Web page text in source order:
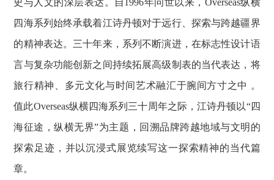
史与人文的深层表达。自1996年问世以来，Overseas纵横
四海系列始终承载着江诗丹顿对于远行、探索与跨越疆界
的精神表达。三十年来，系列不断演进，在标志性设计语
言与复杂功能创新之间持续拓展高级制表的当代表达，将
旅行精神、多元文化与时间艺术融汇于腕间方寸之中 。
值此Overseas纵横四海系列三十周年之际，江诗丹顿以“四
海征途，纵横无界”为主题，回溯品牌跨越地域与文明的
探索足迹，并以沉浸式展览续写这一探索精神的当代篇
章。